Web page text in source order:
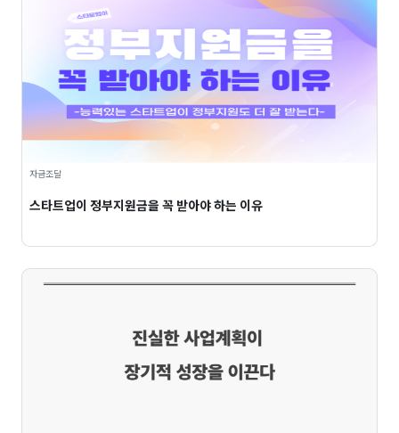
자금조달
스타트업이 정부지원금을 꼭 받아야 하는 이유